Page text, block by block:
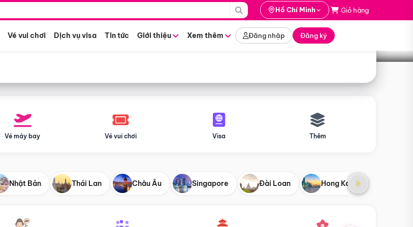
Hồ Chí Minh Giỏ hàng
Vé vui chơi Dịch vụ visa Tin tức Giới thiệu Xem thêm Đăng nhập Đăng ký
Tìm tour
Vé máy bay Vé vui chơi Visa Thêm
Nhật Bản Thái Lan Châu Âu Singapore Đài Loan Hong Kong